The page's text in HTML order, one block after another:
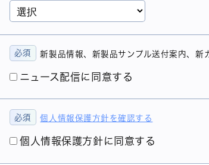
新製品情報、新製品サンプル送付案内、新
ニュース配信に同意する
個人情報保護方針を確認する
個人情報保護方針に同意する